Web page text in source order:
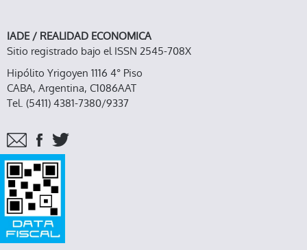
IADE / REALIDAD ECONOMICA
Sitio registrado bajo el ISSN 2545-708X
Hipólito Yrigoyen 1116 4° Piso
CABA, Argentina, C1086AAT
Tel. (5411) 4381-7380/9337